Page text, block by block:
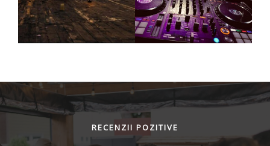
RECENZII POZITIVE